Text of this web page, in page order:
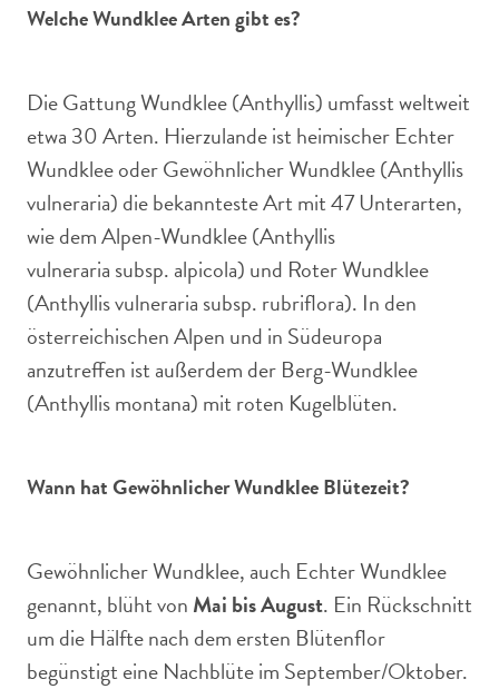
Welche Wundklee Arten gibt es?
Die Gattung Wundklee (Anthyllis) umfasst weltweit
etwa 30 Arten. Hierzulande ist heimischer Echter
Wundklee oder Gewöhnlicher Wundklee (Anthyllis
vulneraria) die bekannteste Art mit 47 Unterarten,
wie dem Alpen-Wundklee (Anthyllis
vulneraria subsp. alpicola) und Roter Wundklee
(Anthyllis vulneraria subsp. rubriflora). In den
österreichischen Alpen und in Südeuropa
anzutreffen ist außerdem der Berg-Wundklee
(Anthyllis montana) mit roten Kugelblüten.
Wann hat Gewöhnlicher Wundklee Blütezeit?
Gewöhnlicher Wundklee, auch Echter Wundklee
genannt, blüht von Mai bis August. Ein Rückschnitt
um die Hälfte nach dem ersten Blütenflor
begünstigt eine Nachblüte im September/Oktober.